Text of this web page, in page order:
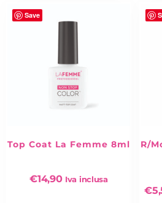
Save
Top Coat La Femme 8ml
€14,90 Iva inclusa
R/
€